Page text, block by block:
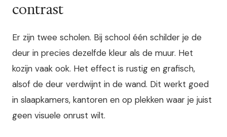
contrast
Er zijn twee scholen. Bij school één schilder je de
deur in precies dezelfde kleur als de muur. Het
kozijn vaak ook. Het effect is rustig en grafisch,
alsof de deur verdwijnt in de wand. Dit werkt goed
in slaapkamers, kantoren en op plekken waar je juist
geen visuele onrust wilt.